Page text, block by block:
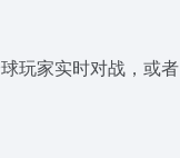
玩家实时对战，或者